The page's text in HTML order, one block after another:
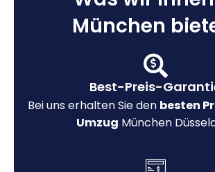
München
Best-Preis-
Bei uns erhalten Sie den besten
Umzug München